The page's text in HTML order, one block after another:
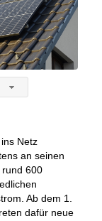
Netz
an seinen
600
Ab dem 1.
dafür neue